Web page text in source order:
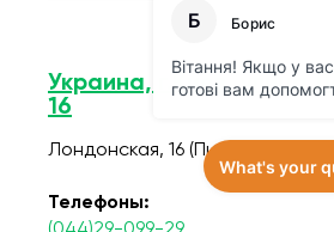
Украина, г.Киев, улица
16
Лондонская, 16 (Питерская, 16 )
Телефоны: